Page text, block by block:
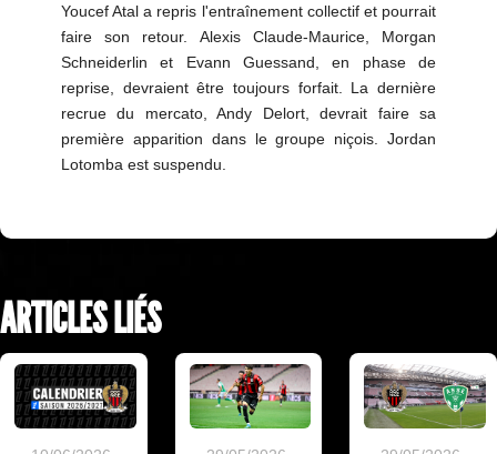
Youcef Atal a repris l'entraînement collectif et pourrait
faire son retour. Alexis Claude-Maurice, Morgan
Schneiderlin et Evann Guessand, en phase de
reprise, devraient être toujours forfait. La dernière
recrue du mercato, Andy Delort, devrait faire sa
première apparition dans le groupe niçois. Jordan
Lotomba est suspendu.
ARTICLES LIÉS